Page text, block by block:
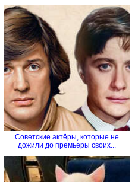
Советские актёры, которые не
дожили до премьеры своих...